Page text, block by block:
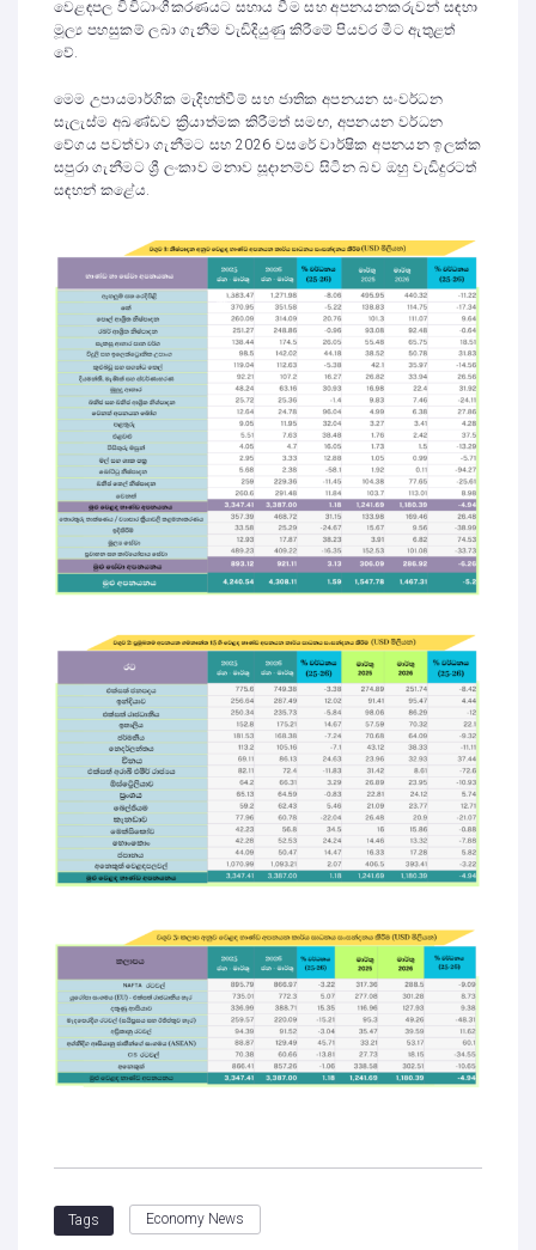
වෙළඳපල විවිධාංගීකරණයට සහාය වීම සහ අපනයනකරුවන් සඳහා
මූල්‍ය පහසුකම් ලබා ගැනීම වැඩිදියුණු කිරීමේ පියවර මීට ඇතුළත්
වේ.
මෙම උපායමාර්ගික මැදිහත්වීම් සහ ජාතික අපනයන සංවර්ධන
සැලැස්ම අඛණ්ඩව ක්‍රියාත්මක කිරීමත් සමඟ, අපනයන වර්ධන
වේගය පවත්වා ගැනීමට සහ 2026 වසරේ වාර්ෂික අපනයන ඉලක්ක
සපුරා ගැනීමට ශ්‍රී ලංකාව මනාව සූදානම්ව සිටින බව ඔහු වැඩිදුරටත්
සඳහන් කළේය.
Tags Economy News